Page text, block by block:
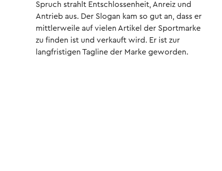
Spruch strahlt Entschlossenheit, Anreiz und
Antrieb aus. Der Slogan kam so gut an, dass er
mittlerweile auf vielen Artikel der Sportmarke
zu finden ist und verkauft wird. Er ist zur
langfristigen Tagline der Marke geworden.